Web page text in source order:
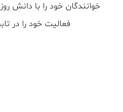
خوانندگان خود را با دانش
فعالیت خود را در تابستان ۱۳۹۵ آغاز